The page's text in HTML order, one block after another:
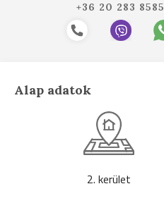
+36 20 283 8585
Alap adatok
2. kerület